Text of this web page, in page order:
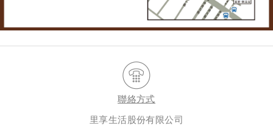
聯絡方式
里享生活股份有限公司